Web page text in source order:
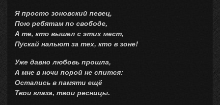
Я просто зоновский певец,
Пою ребятам по свободе,
А те, кто вышел с этих мест,
Пускай нальют за тех, кто в зоне!
Уже давно любовь прошла,
А мне в ночи порой не спится:
Остались в памяти ещё
Твои глаза, твои ресницы.